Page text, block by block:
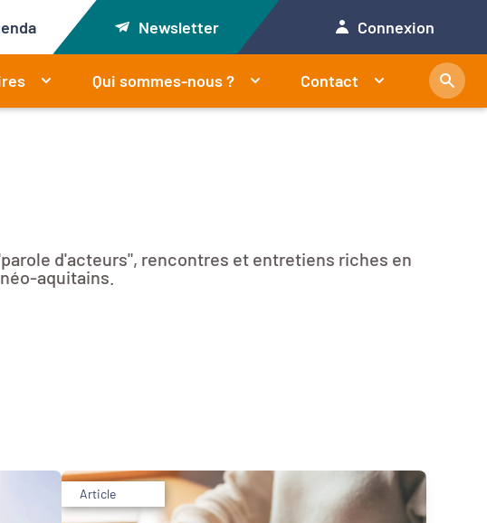
Newsletter Connexion
Qui sommes-nous ? Contact
d'acteurs", rencontres et entretiens riches en
aquitains.
Article